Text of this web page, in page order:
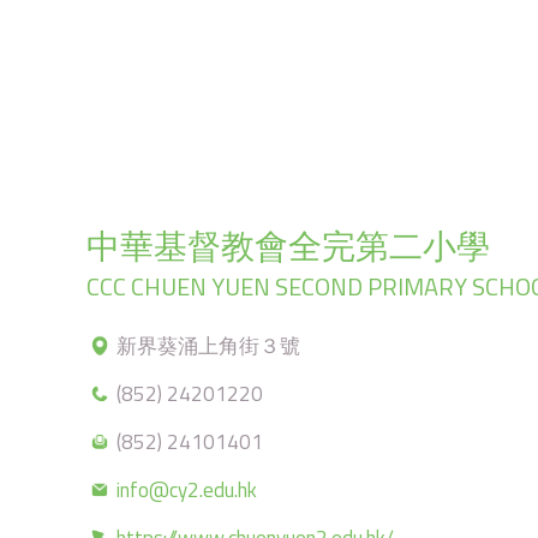
中華基督教會全完第二小學
CCC CHUEN YUEN SECOND PRIMARY
新界葵涌上角街３號
(852) 24201220
(852) 24101401
info@cy2.edu.hk